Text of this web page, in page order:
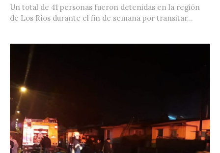
Un total de 41 personas fueron detenidas en la región
de Los Ríos durante el fin de semana por transitar...